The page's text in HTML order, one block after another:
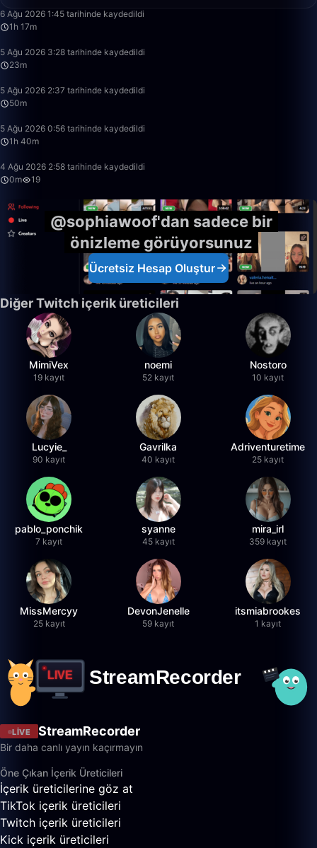
6 Ağu 2026 1:45 tarihinde kaydedildi
1h 17m
5 Ağu 2026 3:28 tarihinde kaydedildi
23m
5 Ağu 2026 2:37 tarihinde kaydedildi
50m
5 Ağu 2026 0:56 tarihinde kaydedildi
1h 40m
4 Ağu 2026 2:58 tarihinde kaydedildi
0m
19
@sophiawoof'dan sadece bir
önizleme görüyorsunuz
Ücretsiz Hesap Oluştur
Diğer Twitch içerik üreticileri
MimiVex
19 kayıt
noemi
52 kayıt
Nostoro
10 kayıt
Lucyie_
90 kayıt
Gavrilka
40 kayıt
Adriventuretime
25 kayıt
pablo_ponchik
7 kayıt
syanne
45 kayıt
mira_irl
359 kayıt
MissMercyy
25 kayıt
DevonJenelle
59 kayıt
itsmiabrookes
1 kayıt
LIVE StreamRecorder
Bir daha canlı yayın kaçırmayın
Öne Çıkan İçerik Üreticileri
İçerik üreticilerine göz at
TikTok içerik üreticileri
Twitch içerik üreticileri
Kick içerik üreticileri